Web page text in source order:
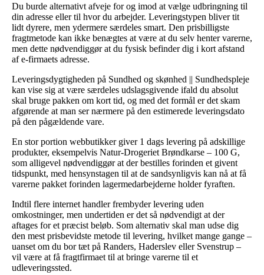
Du burde alternativt afveje for og imod at vælge udbringning til
din adresse eller til hvor du arbejder. Leveringstypen bliver tit
lidt dyrere, men ydermere særdeles smart. Den prisbilligste
fragtmetode kan ikke benægtes at være at du selv henter varerne,
men dette nødvendiggør at du fysisk befinder dig i kort afstand
af e-firmaets adresse.
Leveringsdygtigheden på Sundhed og skønhed || Sundhedspleje
kan vise sig at være særdeles udslagsgivende ifald du absolut
skal bruge pakken om kort tid, og med det formål er det skam
afgørende at man ser nærmere på den estimerede leveringsdato
på den pågældende vare.
En stor portion webbutikker giver 1 dags levering på adskillige
produkter, eksempelvis Natur-Drogeriet Brøndkarse – 100 G,
som alligevel nødvendiggør at der bestilles forinden et givent
tidspunkt, med hensynstagen til at de sandsynligvis kan nå at få
varerne pakket forinden lagermedarbejderne holder fyraften.
Indtil flere internet handler frembyder levering uden
omkostninger, men undertiden er det så nødvendigt at der
aftages for et præcist beløb. Som alternativ skal man udse dig
den mest prisbevidste metode til levering, hvilket mange gange –
uanset om du bor tæt på Randers, Haderslev eller Svenstrup –
vil være at få fragtfirmaet til at bringe varerne til et
udleveringssted.